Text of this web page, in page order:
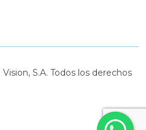
S.A. Todos los derechos